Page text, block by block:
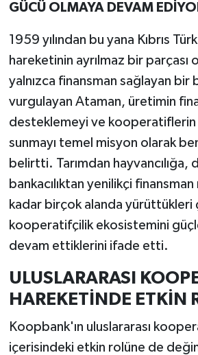
GÜCÜ OLMAYA DEVAM
1959 yılından bu yana Kıbrıs
hareketinin ayrılmaz bir parçası
yalnızca finansman sağlayan bir
vurgulayan Ataman, üretimin
desteklemeyi ve kooperatiflerin
sunmayı temel misyon olarak
belirtti. Tarımdan hayvancılığa,
bankacılıktan yenilikçi
kadar birçok alanda yürüttükleri
kooperatifçilik ekosistemini
devam ettiklerini ifade etti.
ULUSLARARASI
HAREKETİNDE ETKİN
Koopbank'ın uluslararası
içerisindeki etkin rolüne de